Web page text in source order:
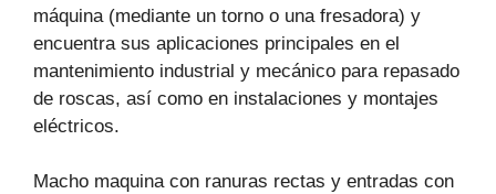
máquina (mediante un torno o una fresadora) y
encuentra sus aplicaciones principales en el
mantenimiento industrial y mecánico para repasado
de roscas, así como en instalaciones y montajes
eléctricos.
Macho maquina con ranuras rectas y entradas con